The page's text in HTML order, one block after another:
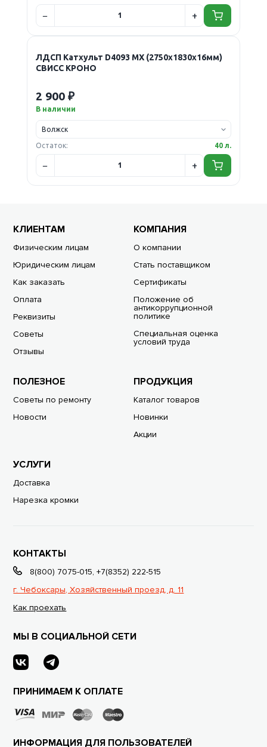
ЛДСП Катхульт D4093 MX (2750х1830х16мм)
СВИСС КРОНО
2 900 ₽
В наличии
Остаток: 40 л.
КЛИЕНТАМ
Физическим лицам
Юридическим лицам
Как заказать
Оплата
Реквизиты
Советы
Отзывы
КОМПАНИЯ
О компании
Стать поставщиком
Сертификаты
Положение об
антикоррупционной
политике
Специальная оценка
условий труда
ПОЛЕЗНОЕ
Советы по ремонту
Новости
ПРОДУКЦИЯ
Каталог товаров
Новинки
Акции
УСЛУГИ
Доставка
Нарезка кромки
КОНТАКТЫ
8(800) 7075-015,+7(8352) 222-515
г. Чебоксары, Хозяйственный проезд, д. 11
Как проехать
МЫ В СОЦИАЛЬНОЙ СЕТИ
ПРИНИМАЕМ К ОПЛАТЕ
ИНФОРМАЦИЯ ДЛЯ ПОЛЬЗОВАТЕЛЕЙ